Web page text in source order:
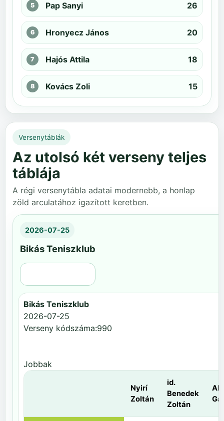
Pap Sanyi 26
Hronyecz János 20
Hajós Attila 18
Kovács Zoli 15
Versenytáblák
Az utolsó két verseny teljes
táblája
A régi versenytábla adatai modernebb, a honlap
zöld arculatához igazított keretben.
2026-07-25
Bikás Teniszklub
Bikás Teniszklub
2026-07-25
Verseny kódszáma:990
Jobbak
Nyirí
Zoltán
id.
Benedek
Zoltán